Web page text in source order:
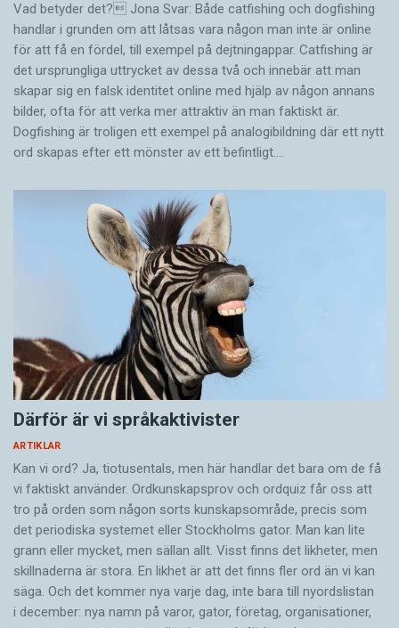
Vad betyder det? Jona Svar: Både catfishing och dogfishing
handlar i grunden om att låtsas vara någon man inte är online
för att få en fördel, till exempel på dejtningappar. Catfishing är
det ursprungliga uttrycket av dessa två och innebär att man
skapar sig en falsk identitet online med hjälp av någon annans
bilder, ofta för att verka mer attraktiv än man faktiskt är.
Dogfishing är troligen ett exempel på analogibildning där ett nytt
ord skapas efter ett mönster av ett befintligt.…
Därför är vi språkaktivister
ARTIKLAR
Kan vi ord? Ja, tiotusentals, men här handlar det bara om de få
vi faktiskt använder. Ordkunskapsprov och ordquiz får oss att
tro på orden som någon sorts kunskapsområde, precis som
det periodiska systemet eller Stockholms gator. Man kan lite
grann eller mycket, men sällan allt. Visst finns det likheter, men
skillnaderna är stora. En likhet är att det finns fler ord än vi kan
säga. Och det kommer nya varje dag, inte bara till nyordslistan
i december: nya namn på varor, gator, företag, organisationer,